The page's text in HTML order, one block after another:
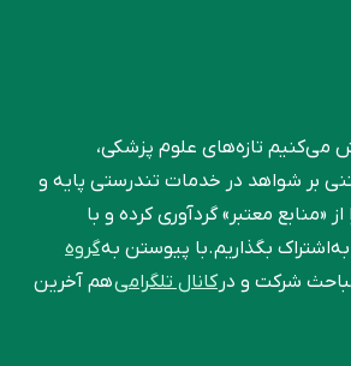
می‌کنیم تازه‌های علوم پزشکی،
بر شواهد در خدمات تندرستی پایه و
«منابع معتبر» گردآوری کرده و با
بگذاریم.با پیوستن بهگروه
شرکت و درکانال تلگرامیهم آخرین